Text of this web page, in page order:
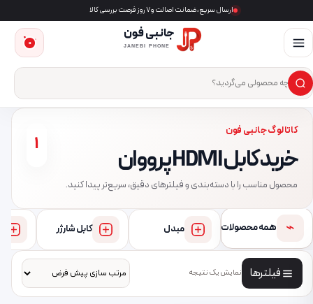
ارسال سریع، ضمانت اصالت و ۷ روز فرصت بررسی کالا
جانبی فون
JANEBI PHONE
جست‌وجوی محصول
×
0
کاتالوگ جانبی فون
خرید کابل HDMI پرووان
محصول مناسب را با دسته‌بندی و فیلترهای دقیق، سریع‌تر پیدا کنید.
1
⌁ همه محصولات مبدل کابل شارژر
فیلترها نمایش یک نتیجه